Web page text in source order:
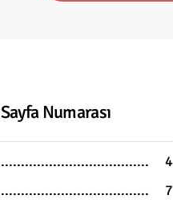
Sayfa Numarası
4
7